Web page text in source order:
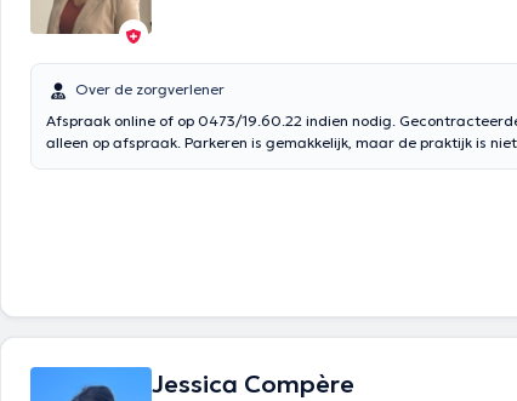
Over de zorgverlener
Afspraak online of op 0473/19.60.22 indien nodig.
alleen op afspraak. Parkeren is gemakkelijk, maar de praktijk is
Jessica Compère